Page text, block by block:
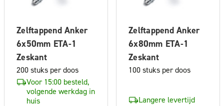
Zelftappend Anker
6x50mm ETA-1
Zeskant
200 stuks per doos
Voor 15:00 besteld,
volgende werkdag in
huis
Zelftappend Anker
6x80mm ETA-1
Zeskant
100 stuks per doos
Langere levertijd